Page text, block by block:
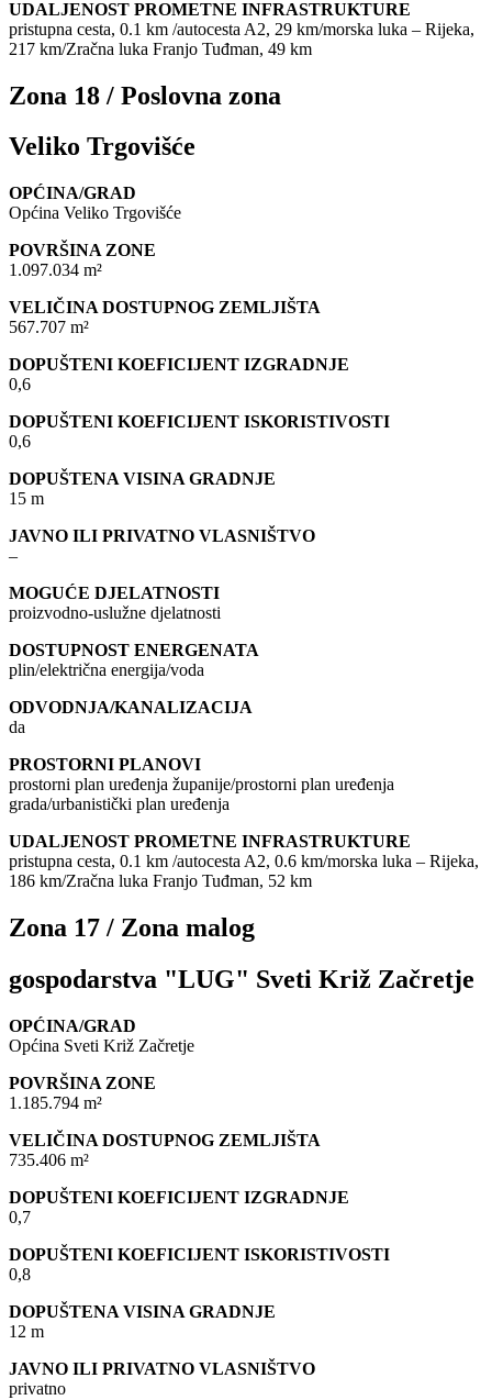
UDALJENOST PROMETNE INFRASTRUKTURE
pristupna cesta, 0.1 km /autocesta A2, 29 km/morska luka – Rijeka,
217 km/Zračna luka Franjo Tuđman, 49 km
Zona 18 / Poslovna zona
Veliko Trgovišće
OPĆINA/GRAD
Općina Veliko Trgovišće
POVRŠINA ZONE
1.097.034 m²
VELIČINA DOSTUPNOG ZEMLJIŠTA
567.707 m²
DOPUŠTENI KOEFICIJENT IZGRADNJE
0,6
DOPUŠTENI KOEFICIJENT ISKORISTIVOSTI
0,6
DOPUŠTENA VISINA GRADNJE
15 m
JAVNO ILI PRIVATNO VLASNIŠTVO
–
MOGUĆE DJELATNOSTI
proizvodno-uslužne djelatnosti
DOSTUPNOST ENERGENATA
plin/električna energija/voda
ODVODNJA/KANALIZACIJA
da
PROSTORNI PLANOVI
prostorni plan uređenja županije/prostorni plan uređenja
grada/urbanistički plan uređenja
UDALJENOST PROMETNE INFRASTRUKTURE
pristupna cesta, 0.1 km /autocesta A2, 0.6 km/morska luka – Rijeka,
186 km/Zračna luka Franjo Tuđman, 52 km
Zona 17 / Zona malog
gospodarstva "LUG" Sveti Križ Začretje
OPĆINA/GRAD
Općina Sveti Križ Začretje
POVRŠINA ZONE
1.185.794 m²
VELIČINA DOSTUPNOG ZEMLJIŠTA
735.406 m²
DOPUŠTENI KOEFICIJENT IZGRADNJE
0,7
DOPUŠTENI KOEFICIJENT ISKORISTIVOSTI
0,8
DOPUŠTENA VISINA GRADNJE
12 m
JAVNO ILI PRIVATNO VLASNIŠTVO
privatno